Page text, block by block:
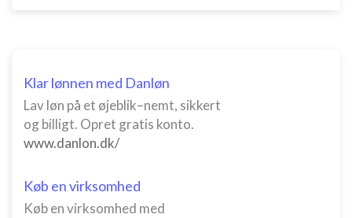
Klar lønnen med Danløn
Lav løn på et øjeblik–nemt, sikkert
og billigt. Opret gratis konto.
www.danlon.dk/
Køb en virksomhed
Køb en virksomhed med
Forstå målgrupper gennem statistikker eller
kombinationer af oplysninger fra forskellige
kilder
Udvikle og forbedre tjenester
indhold
IAB Special Features: